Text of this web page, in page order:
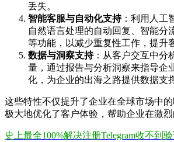
丢失。
智能客服与自动化支持：利用人工
自然语言处理的自动回复、智能分
等功能，以减少重复性工作，提升
数据与洞察支持：从客户交互中分
量，通过报告与分析洞察来指导企
化，为企业的出海之路提供数据支
这些特性不仅提升了企业在全球市场中
极大地优化了客户体验，帮助企业在激烈
史上最全100%解决注册Telegram收不到